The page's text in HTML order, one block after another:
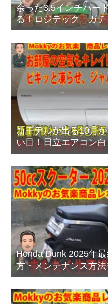
余った3.5インチハー
る！ロジテック ガ
タイプ LHR-
新モデルが出る10月
い目！日立エアコン
XR2225Sプレミアム
Honda Dunk 2025年
方・メンテナンス方
情報あり